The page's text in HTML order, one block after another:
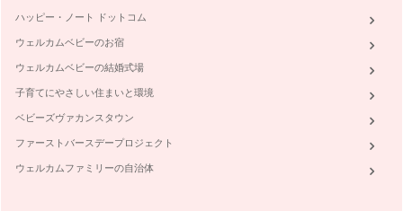
ハッピー・ノート ドットコム
ウェルカムベビーのお宿
ウェルカムベビーの結婚式場
子育てにやさしい住まいと環境
ベビーズヴァカンスタウン
ファーストバースデープロジェクト
ウェルカムファミリーの自治体